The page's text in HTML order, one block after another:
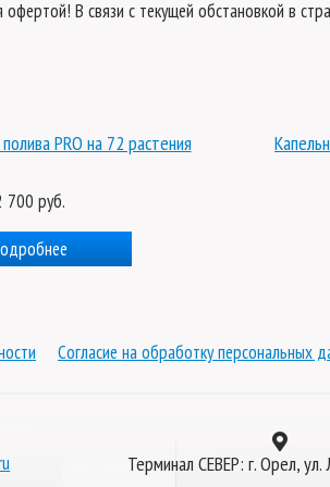
офертой! В связи с текущей обстановкой в
PRO на 72 растения
700 руб.
Согласие на обработку персональных
Терминал СЕВЕР: г. Орел, ул.